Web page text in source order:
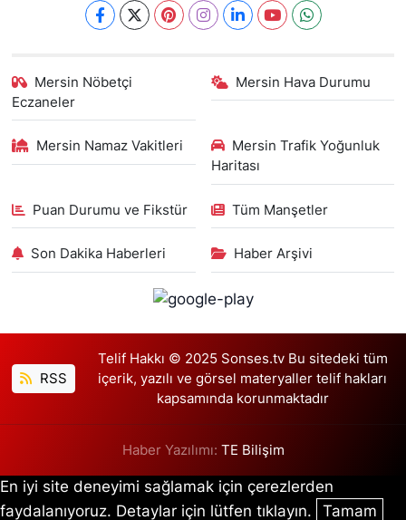
Mersin Nöbetçi
Eczaneler
Mersin Hava Durumu
Mersin Namaz Vakitleri
Mersin Trafik Yoğunluk
Haritası
Puan Durumu ve Fikstür Tüm Manşetler
Son Dakika Haberleri Haber Arşivi
RSS
Telif Hakkı © 2025 Sonses.tv Bu sitedeki tüm
içerik, yazılı ve görsel materyaller telif hakları
kapsamında korunmaktadır
Haber Yazılımı: TE Bilişim
En iyi site deneyimi sağlamak için çerezlerden
faydalanıyoruz. Detaylar için lütfen tıklayın.
Tamam